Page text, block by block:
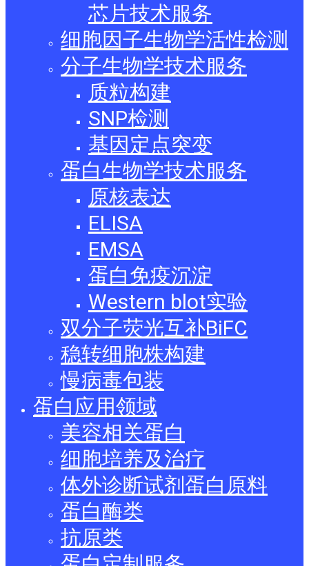
芯片技术服务
细胞因子生物学活性检测
分子生物学技术服务
质粒构建
SNP检测
基因定点突变
蛋白生物学技术服务
原核表达
ELISA
EMSA
蛋白免疫沉淀
Western blot实验
双分子荧光互补BiFC
稳转细胞株构建
慢病毒包装
蛋白应用领域
美容相关蛋白
细胞培养及治疗
体外诊断试剂蛋白原料
蛋白酶类
抗原类